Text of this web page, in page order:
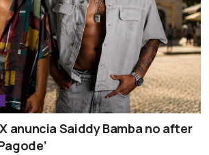
anuncia Saiddy Bamba no after